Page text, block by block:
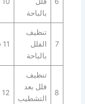
بالباحة
7
تنظيف
الفلل
بالباحة
11 فني و عامل
8
تنظيف
فلل بعد
التشطيب
12 فني و عامل